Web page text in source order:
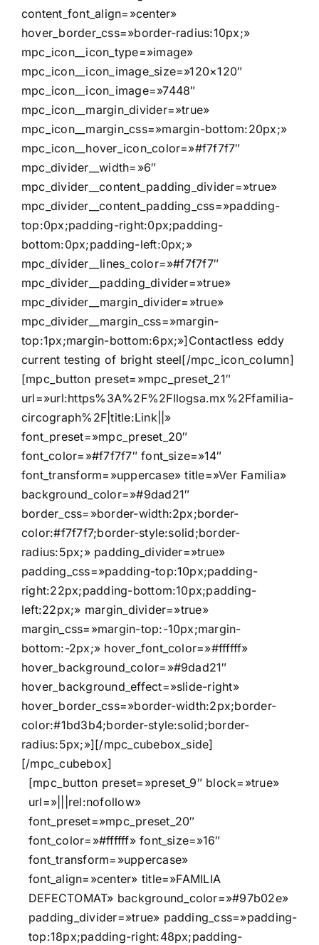
content_font_align=»center»
hover_border_css=»border-radius:10px;»
mpc_icon__icon_type=»image»
mpc_icon__icon_image_size=»120×120″
mpc_icon__icon_image=»7448″
mpc_icon__margin_divider=»true»
mpc_icon__margin_css=»margin-bottom:20px;»
mpc_icon__hover_icon_color=»#f7f7f7″
mpc_divider__width=»6″
mpc_divider__content_padding_divider=»true»
mpc_divider__content_padding_css=»padding-
top:0px;padding-right:0px;padding-
bottom:0px;padding-left:0px;»
mpc_divider__lines_color=»#f7f7f7″
mpc_divider__padding_divider=»true»
mpc_divider__margin_divider=»true»
mpc_divider__margin_css=»margin-
top:1px;margin-bottom:6px;»]Contactless eddy
current testing of bright steel[/mpc_icon_column]
[mpc_button preset=»mpc_preset_21″
url=»url:https%3A%2F%2Fllogsa.mx%2Ffamilia-
circograph%2F|title:Link||»
font_preset=»mpc_preset_20″
font_color=»#f7f7f7″ font_size=»14″
font_transform=»uppercase» title=»Ver Familia»
background_color=»#9dad21″
border_css=»border-width:2px;border-
color:#f7f7f7;border-style:solid;border-
radius:5px;» padding_divider=»true»
padding_css=»padding-top:10px;padding-
right:22px;padding-bottom:10px;padding-
left:22px;» margin_divider=»true»
margin_css=»margin-top:-10px;margin-
bottom:-2px;» hover_font_color=»#ffffff»
hover_background_color=»#9dad21″
hover_background_effect=»slide-right»
hover_border_css=»border-width:2px;border-
color:#1bd3b4;border-style:solid;border-
radius:5px;»][/mpc_cubebox_side]
[/mpc_cubebox]
[mpc_button preset=»preset_9″ block=»true»
url=»|||rel:nofollow»
font_preset=»mpc_preset_20″
font_color=»#ffffff» font_size=»16″
font_transform=»uppercase»
font_align=»center» title=»FAMILIA
DEFECTOMAT» background_color=»#97b02e»
padding_divider=»true» padding_css=»padding-
top:18px;padding-right:48px;padding-